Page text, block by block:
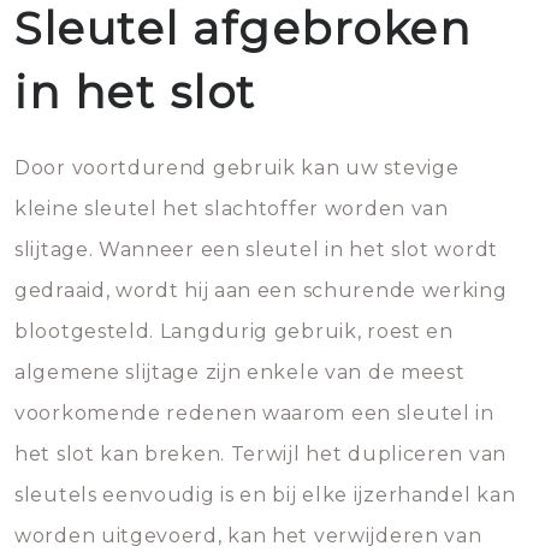
Sleutel afgebroken
in het slot
Door voortdurend gebruik kan uw stevige
kleine sleutel het slachtoffer worden van
slijtage. Wanneer een sleutel in het slot wordt
gedraaid, wordt hij aan een schurende werking
blootgesteld. Langdurig gebruik, roest en
algemene slijtage zijn enkele van de meest
voorkomende redenen waarom een sleutel in
het slot kan breken. Terwijl het dupliceren van
sleutels eenvoudig is en bij elke ijzerhandel kan
worden uitgevoerd, kan het verwijderen van